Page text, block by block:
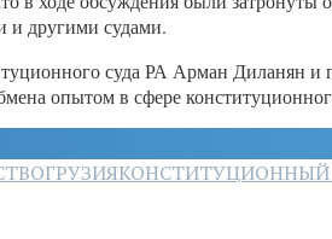
другими судами.
суда РА Арман Диланян
опытом в сфере
ГРУЗИЯКОНСТИТУЦИОННЫЙ